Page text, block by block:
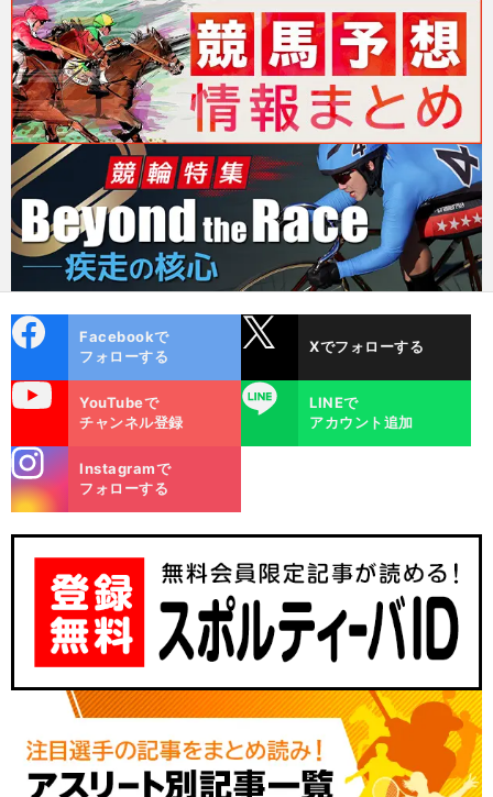
ok
Facebookで
フォローする
Xでフォローする
YouTubeで
チャンネル登録
LINE
LINEで
アカウント追加
m
Instagramで
フォローする